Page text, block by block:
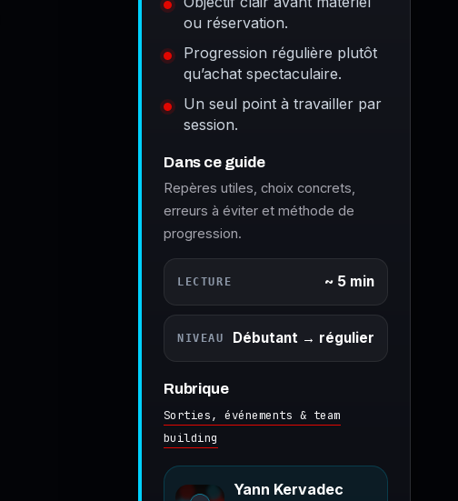
ou réservation.
Progression régulière plutôt
qu’achat spectaculaire.
Un seul point à travailler par
session.
Dans ce guide
Repères utiles, choix concrets,
erreurs à éviter et méthode de
progression.
LECTURE ~ 5 min
NIVEAU Débutant → régulier
Rubrique
Sorties, événements & team
building
Yann Kervadec